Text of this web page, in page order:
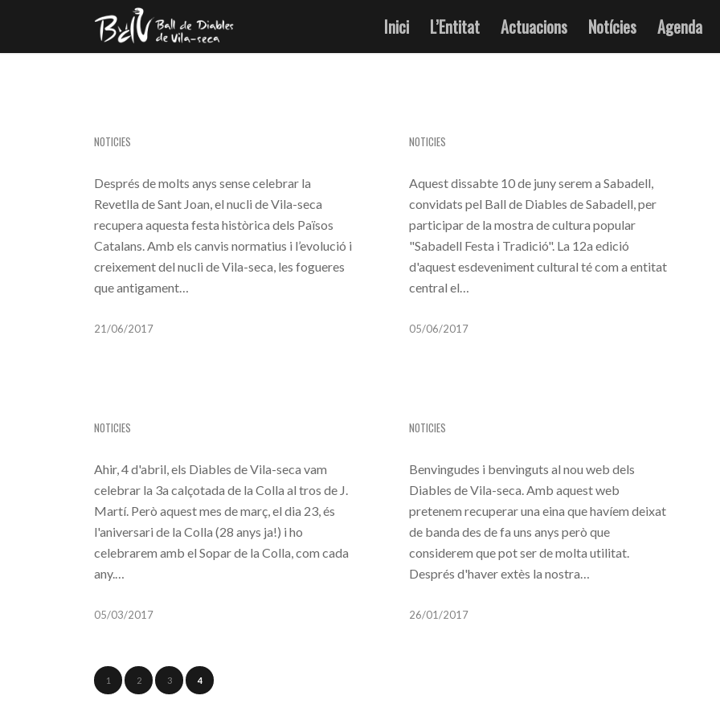
Inici L’Entitat Actuacions Notícies Agenda
NOTICIES
Després de molts anys sense celebrar la
Revetlla de Sant Joan, el nucli de Vila-seca
recupera aquesta festa històrica dels Països
Catalans. Amb els canvis normatius i l’evolució i
creixement del nucli de Vila-seca, les fogueres
que antigament…
21/06/2017
NOTICIES
Aquest dissabte 10 de juny serem a Sabadell,
convidats pel Ball de Diables de Sabadell, per
participar de la mostra de cultura popular
"Sabadell Festa i Tradició". La 12a edició
d'aquest esdeveniment cultural té com a entitat
central el…
05/06/2017
NOTICIES
Ahir, 4 d'abril, els Diables de Vila-seca vam
celebrar la 3a calçotada de la Colla al tros de J.
Martí. Però aquest mes de març, el dia 23, és
l'aniversari de la Colla (28 anys ja!) i ho
celebrarem amb el Sopar de la Colla, com cada
any.…
05/03/2017
NOTICIES
Benvingudes i benvinguts al nou web dels
Diables de Vila-seca. Amb aquest web
pretenem recuperar una eina que havíem deixat
de banda des de fa uns anys però que
considerem que pot ser de molta utilitat.
Després d'haver extès la nostra…
26/01/2017
1 2 3 4